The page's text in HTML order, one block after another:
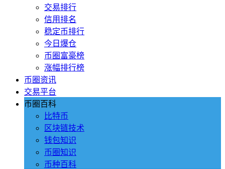
交易排行
信用排名
稳定币排行
今日爆仓
币圈富豪榜
涨幅排行榜
币圈资讯
交易平台
币圈百科
比特币
区块链技术
钱包知识
币圈知识
币种百科